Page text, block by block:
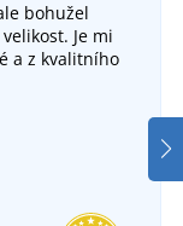
bohužel
Je mi
a z kvalitního